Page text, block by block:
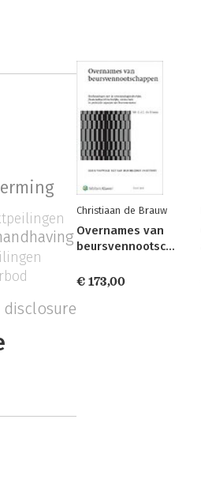
disclosure
Christiaan de Brauw
Overnames van
beursvennootschappen
€ 173,00